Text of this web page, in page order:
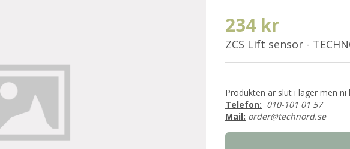
234 kr
ZCS Lift sensor -
Produkten är slut i lager men
Telefon: 010-101 01 57
Mail: order@technord.se